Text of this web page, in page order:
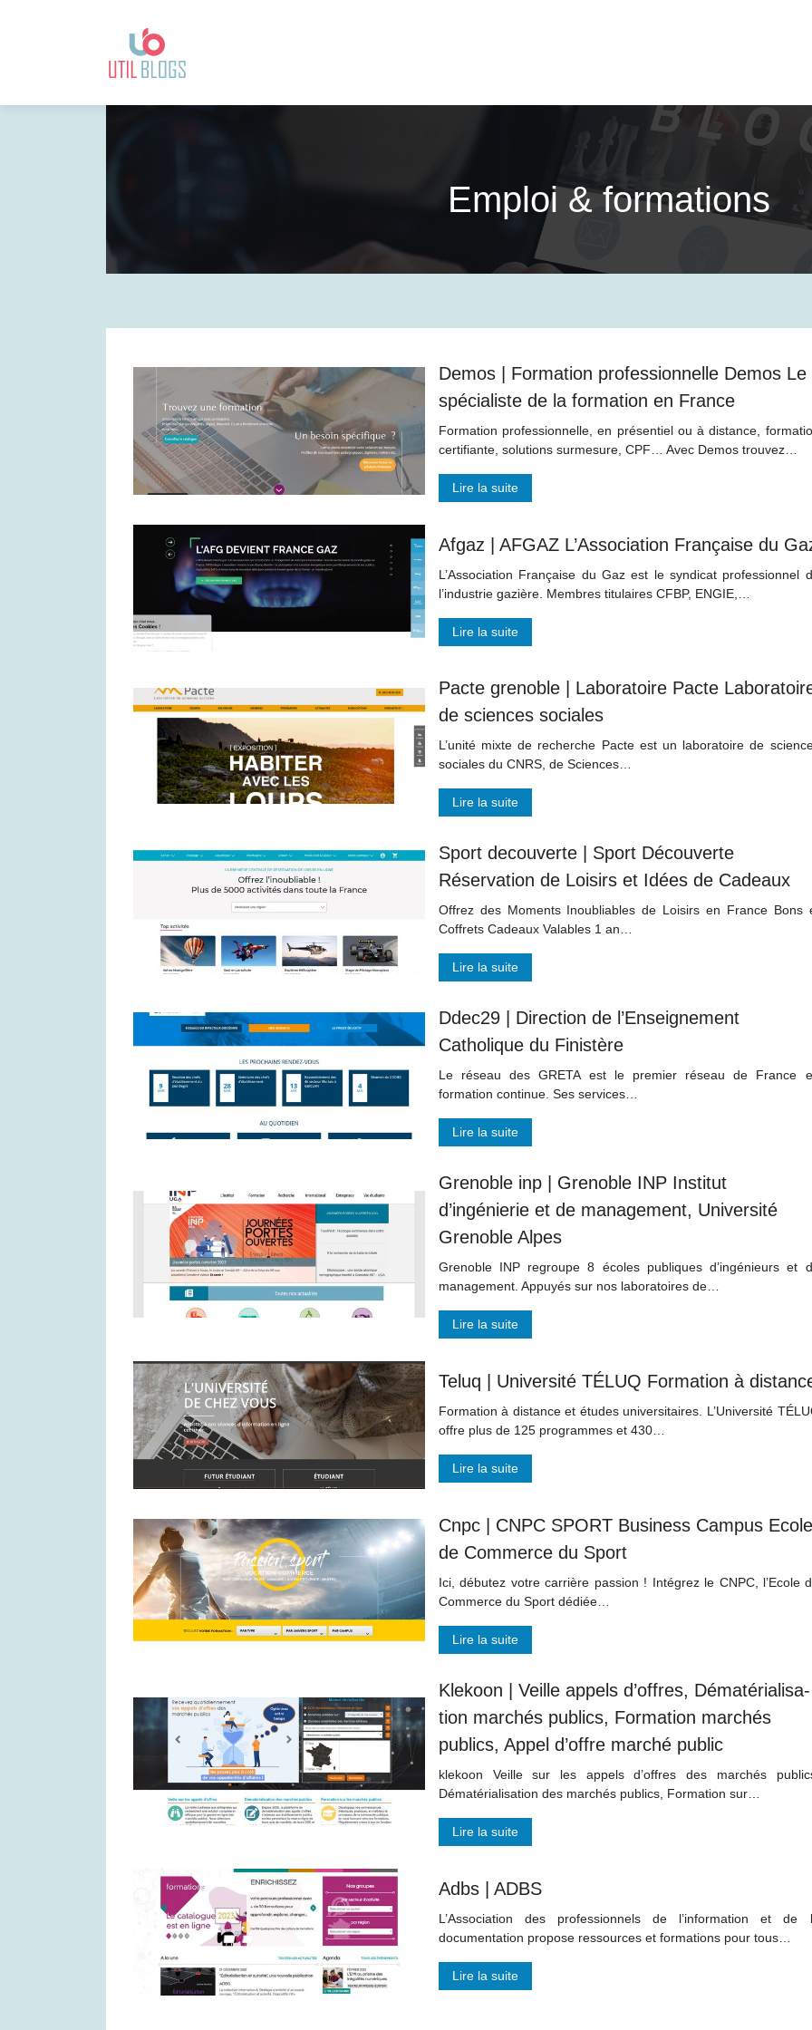
Emploi & formations
Demos | Formation profes­sionnel­le Demos Le
spécialiste de la formation en France
Formation professionnelle, en présentiel ou à distance,
certifiante, solutions surmesure, CPF… Avec Demos trouvez…
Lire la suite
Afgaz | AFGAZ L’Association Française du
L’Association Française du Gaz est le syndicat professionnel
l’industrie gazière. Membres titulaires CFBP, ENGIE,…
Lire la suite
Pacte grenoble | Laboratoire Pacte
de sciences sociales
L’unité mixte de recherche Pacte est un laboratoire de
sociales du CNRS, de Sciences…
Lire la suite
Sport decouverte | Sport Découverte
Réservation de Loisirs et Idées de Cadeaux
Offrez des Moments Inoubliables de Loisirs en France Bons
Coffrets Cadeaux Valables 1 an…
Lire la suite
Ddec29 | Direction de l’En­seig­ne­ment
Catholique du Finistère
Le réseau des GRETA est le premier réseau de France
formation continue. Ses services…
Lire la suite
Grenoble inp | Grenoble INP Institut
d’ingénierie et de management, Université
Grenoble Alpes
Grenoble INP regroupe 8 écoles publiques d’ingénieurs et
management. Appuyés sur nos laboratoires de…
Lire la suite
Teluq | Université TÉLUQ Formation à
Formation à distance et études universitaires. L’Université
offre plus de 125 programmes et 430…
Lire la suite
Cnpc | CNPC SPORT Business Campus Ecole
de Commerce du Sport
Ici, débutez votre carrière passion ! Intégrez le CNPC, l’Ecole
Commerce du Sport dédiée…
Lire la suite
Klekoon | Veille appels d’offres, Dématérialisa­
tion marchés publics, Formation marchés
publics, Appel d’offre marché public
klekoon Veille sur les appels d’offres des marchés
Dématérialisation des marchés publics, Formation sur…
Lire la suite
Adbs | ADBS
L’Association des professionnels de l’information et de
documentation propose ressources et formations pour tous…
Lire la suite